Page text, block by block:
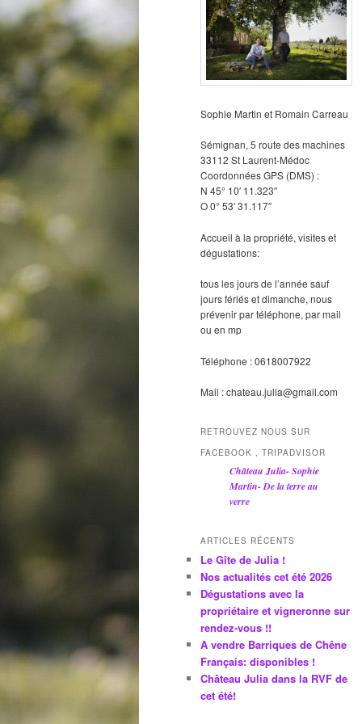
Sophie Martin et Romain Carreau
Sémignan, 5 route des machines
33112 St Laurent-Médoc
Coordonnées GPS (DMS) :
N 45° 10′ 11.323″
O 0° 53′ 31.117″
Accueil à la propriété, visites et
dégustations:
tous les jours de l’année sauf
jours fériés et dimanche, nous
prévenir par téléphone, par mail
ou en mp
Téléphone : 0618007922
Mail : chateau.julia@gmail.com
RETROUVEZ NOUS SUR
FACEBOOK , TRIPADVISOR
Château Julia- Sophie
Martin- De la terre au
verre
ARTICLES RÉCENTS
Le Gîte de Julia !
Nos actualités cet été 2026
Dégustations avec la
propriétaire et vigneronne sur
rendez-vous !!
A vendre Barriques de Chêne
Français: disponibles !
Château Julia dans la RVF de
cet été!